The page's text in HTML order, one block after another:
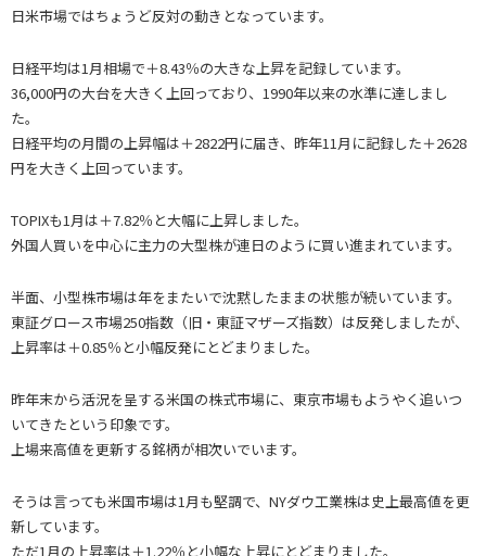
日米市場ではちょうど反対の動きとなっています。
日経平均は1月相場で＋8.43％の大きな上昇を記録しています。
36,000円の大台を大きく上回っており、1990年以来の水準に達しまし
た。
日経平均の月間の上昇幅は＋2822円に届き、昨年11月に記録した＋2628
円を大きく上回っています。
TOPIXも1月は＋7.82％と大幅に上昇しました。
外国人買いを中心に主力の大型株が連日のように買い進まれています。
半面、小型株市場は年をまたいで沈黙したままの状態が続いています。
東証グロース市場250指数（旧・東証マザーズ指数）は反発しましたが、
上昇率は＋0.85％と小幅反発にとどまりました。
昨年末から活況を呈する米国の株式市場に、東京市場もようやく追いつ
いてきたという印象です。
上場来高値を更新する銘柄が相次いでいます。
そうは言っても米国市場は1月も堅調で、NYダウ工業株は史上最高値を更
新しています。
ただ1月の上昇率は＋1.22％と小幅な上昇にとどまりました。